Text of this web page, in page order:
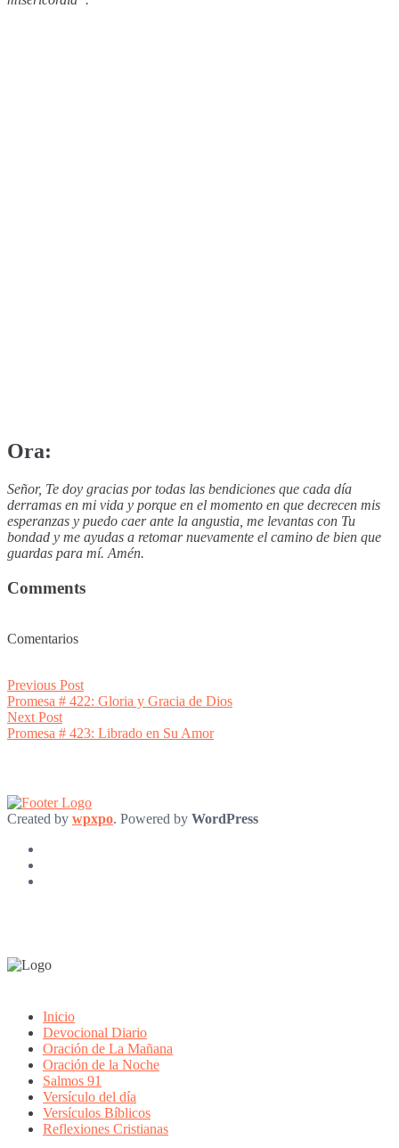
Ora:
Señor, Te doy gracias por todas las bendiciones que cada día
derramas en mi vida y porque en el momento en que decrecen mis
esperanzas y puedo caer ante la angustia, me levantas con Tu
bondad y me ayudas a retomar nuevamente el camino de bien que
guardas para mí. Amén.
Comments
Comentarios
Post
navigation
Previous PostPrevious
post:
Promesa # 422: Gloria y Gracia de Dios
Next PostNext
post:
Promesa # 423: Librado en Su Amor
Created by wpxpo. Powered by WordPress
Inicio
Devocional Diario
Oración de La Mañana
Oración de la Noche
Salmos 91
Versículo del día
Versículos Bíblicos
Reflexiones Cristianas